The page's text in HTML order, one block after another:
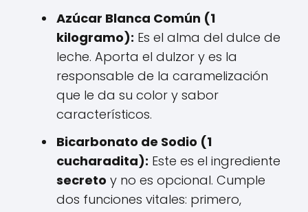
Azúcar Blanca Común (1
kilogramo): Es el alma del dulce de
leche. Aporta el dulzor y es la
responsable de la caramelización
que le da su color y sabor
característicos.
Bicarbonato de Sodio (1
cucharadita): Este es el ingrediente
secreto y no es opcional. Cumple
dos funciones vitales: primero,